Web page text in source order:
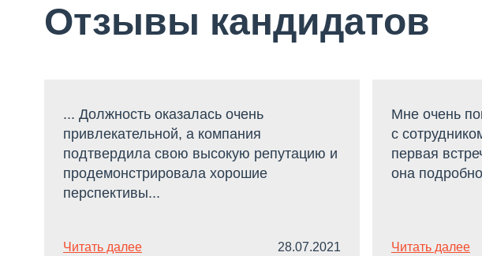
Отзывы кандидатов
... Должность оказалась очень
привлекательной, а компания
подтвердила свою высокую репутацию и
продемонстрировала хорошие
перспективы...
Читать далее 28.07.2021
Мне очень
с
первая
она
Читать далее